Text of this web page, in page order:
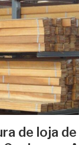
de loja